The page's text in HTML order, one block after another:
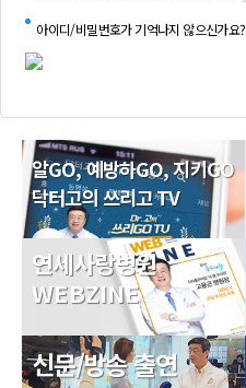
아이디/비밀번호가 기억나지 않으신가요?
알GO, 예방하GO, 지키GO
닥터고의 쓰리고 TV
연세사랑병원
WEBZINE
신문/방송 출연